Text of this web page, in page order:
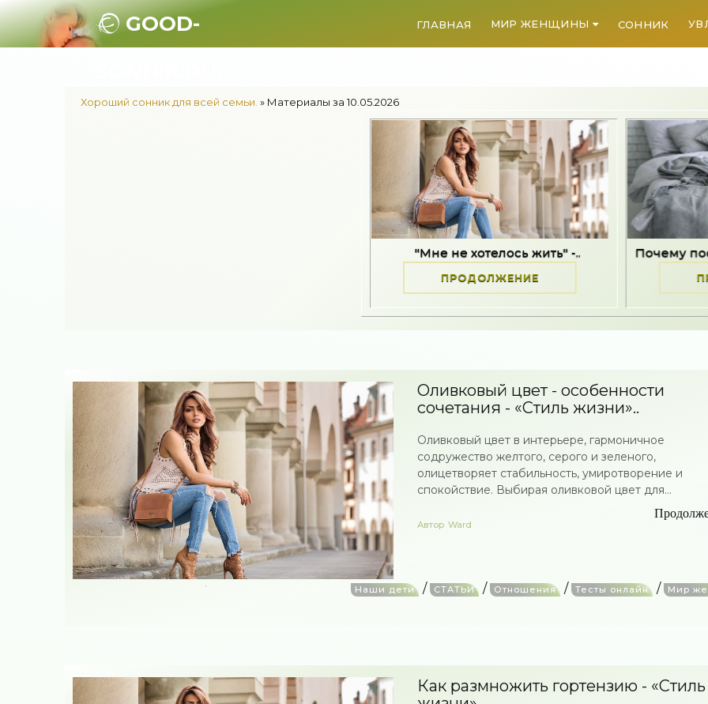
GOOD-
ГЛАВНАЯ МИР ЖЕНЩИНЫ СОННИК
Хороший сонник для всей семьи. » Материалы за 10.05.2026
"Мне не хотелось жить" -..
ПРОДОЛЖЕНИЕ
Почему после стресса
Оливковый цвет - особенности
сочетания - «Стиль жизни»..
Оливковый цвет в интерьере, гармоничное
содружество желтого, серого и зеленого,
олицетворяет стабильность, умиротворение и
спокойствие. Выбирая оливковой цвет для...
Автор Ward
Наши дети / СТАТЬИ / Отношения / Тесты онлайн / Мир
Как размножить гортензию - «Стиль